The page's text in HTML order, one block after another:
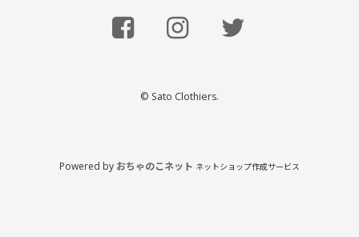
© Sato Clothiers.
Powered by おちゃのこネット ネットショップ作成サービス